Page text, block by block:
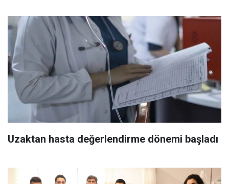
Uzaktan hasta değerlendirme dönemi başladı